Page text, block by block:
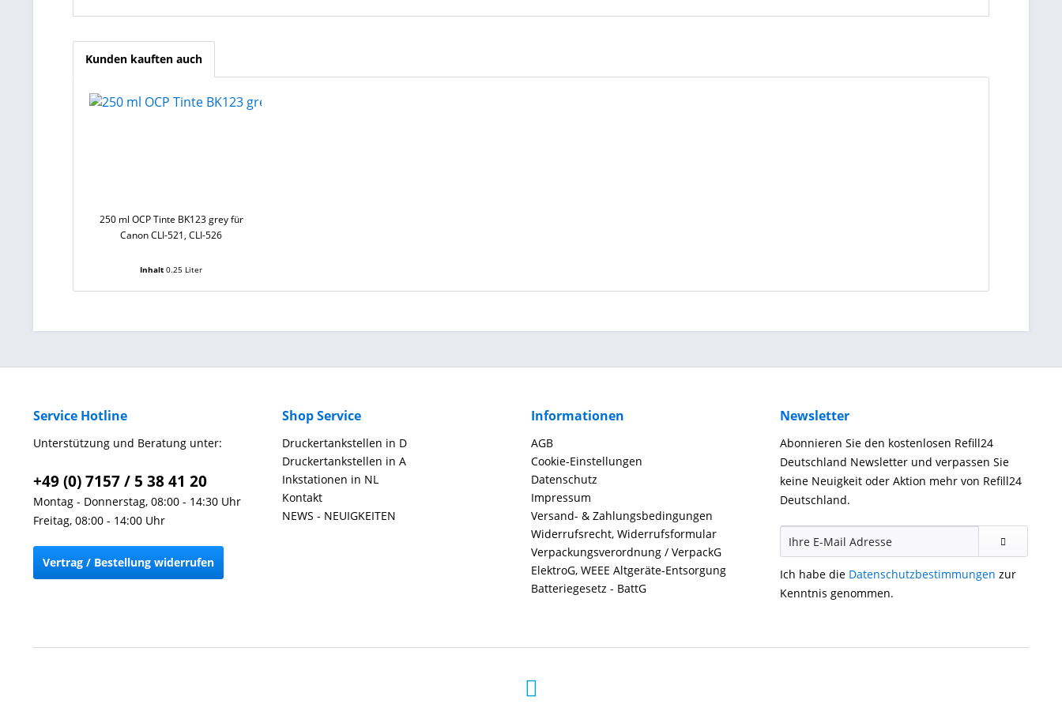
Kunden kauften auch
250 ml OCP Tinte BK123 grey für
Canon CLI-521, CLI-526
Inhalt0.25 Liter
Service Hotline
Unterstützung und Beratung unter:
+49 (0) 7157 / 5 38 41 20
Montag - Donnerstag, 08:00 - 14:30 Uhr
Freitag, 08:00 - 14:00 Uhr
Vertrag / Bestellung widerrufen
Shop Service
Druckertankstellen in D
Druckertankstellen in A
Inkstationen in NL
Kontakt
NEWS - NEUIGKEITEN
Informationen
AGB
Cookie-Einstellungen
Datenschutz
Impressum
Versand- & Zahlungsbedingungen
Widerrufsrecht, Widerrufsformular
Verpackungsverordnung / VerpackG
ElektroG, WEEE Altgeräte-Entsorgung
Batteriegesetz - BattG
Newsletter
Abonnieren Sie den kostenlosen Refill24
Deutschland Newsletter und verpassen Sie
keine Neuigkeit oder Aktion mehr von Refill24
Deutschland.
Ich habe die Datenschutzbestimmungen zur
Kenntnis genommen.